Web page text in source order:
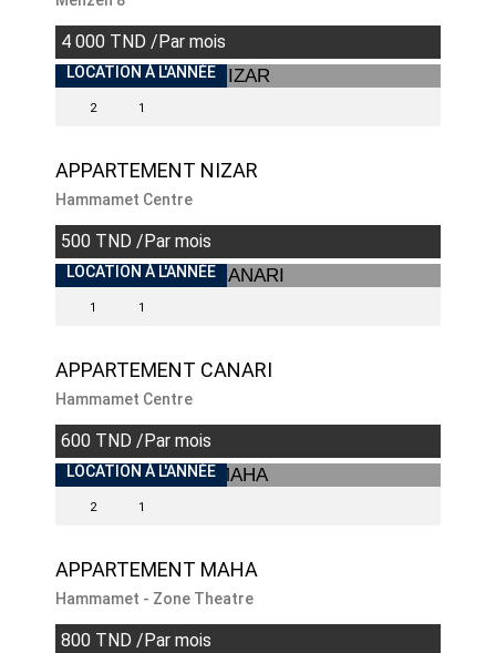
4 000 TND /Par mois
INDISPONIBLE
LOCATION À L'ANNÉE
2 1
APPARTEMENT NIZAR
Hammamet Centre
500 TND /Par mois
INDISPONIBLE
LOCATION À L'ANNÉE
1 1
APPARTEMENT CANARI
Hammamet Centre
600 TND /Par mois
INDISPONIBLE
LOCATION À L'ANNÉE
2 1
APPARTEMENT MAHA
Hammamet - Zone Theatre
800 TND /Par mois